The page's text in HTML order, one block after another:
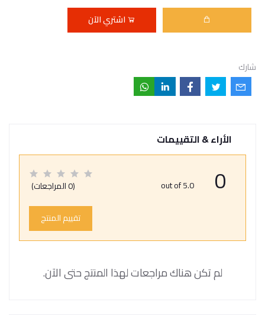
اشتري الآن
شارك
الأراء & التقييمات
0
out of 5.0 (0 المراجعات)
تقييم المنتج
لم تكن هناك مراجعات لهذا المنتج حتى الآن.